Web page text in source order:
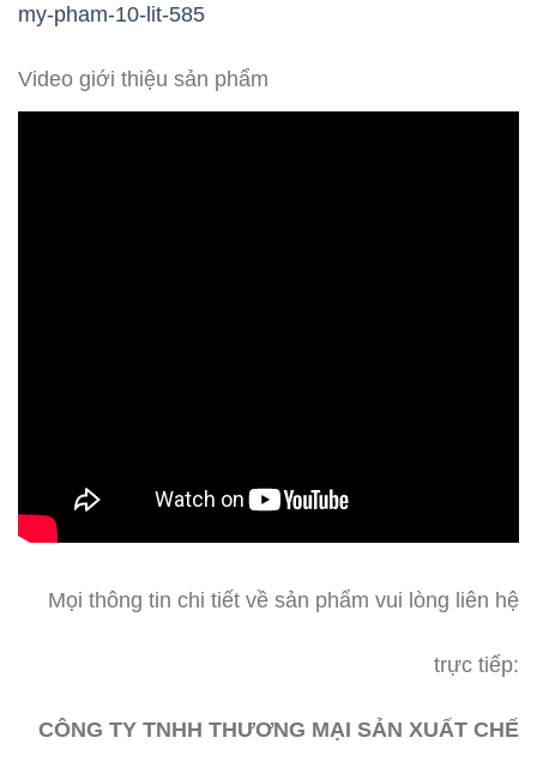
my-pham-10-lit-585
Video giới thiệu sản phẩm
Mọi thông tin chi tiết về sản phẩm vui lòng liên hệ
trực tiếp:
CÔNG TY TNHH THƯƠNG MẠI SẢN XUẤT CHẾ